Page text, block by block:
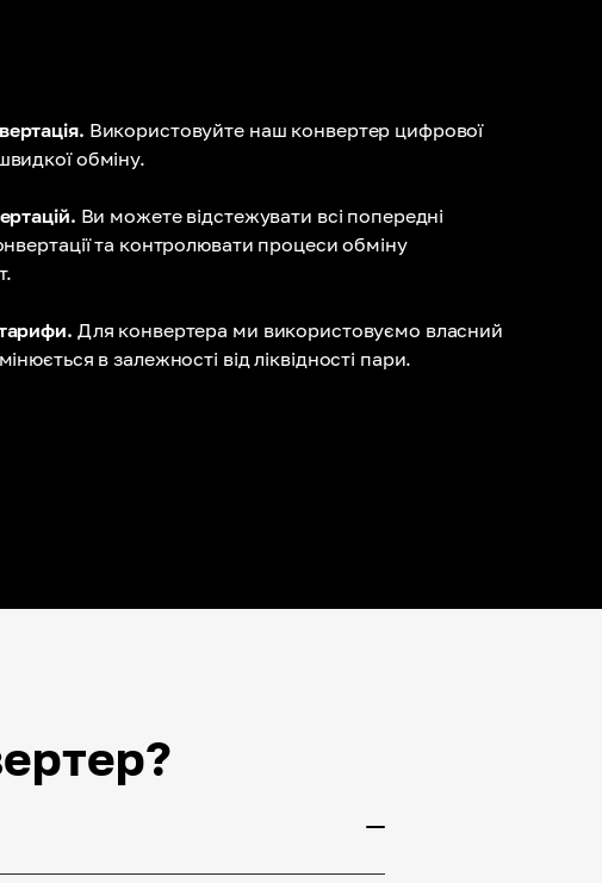
Використовуйте наш конвертер цифрової
обміну.
Ви можете відстежувати всі попередні
та контролювати процеси обміну
Для конвертера ми використовуємо власний
в залежності від ліквідності пари.